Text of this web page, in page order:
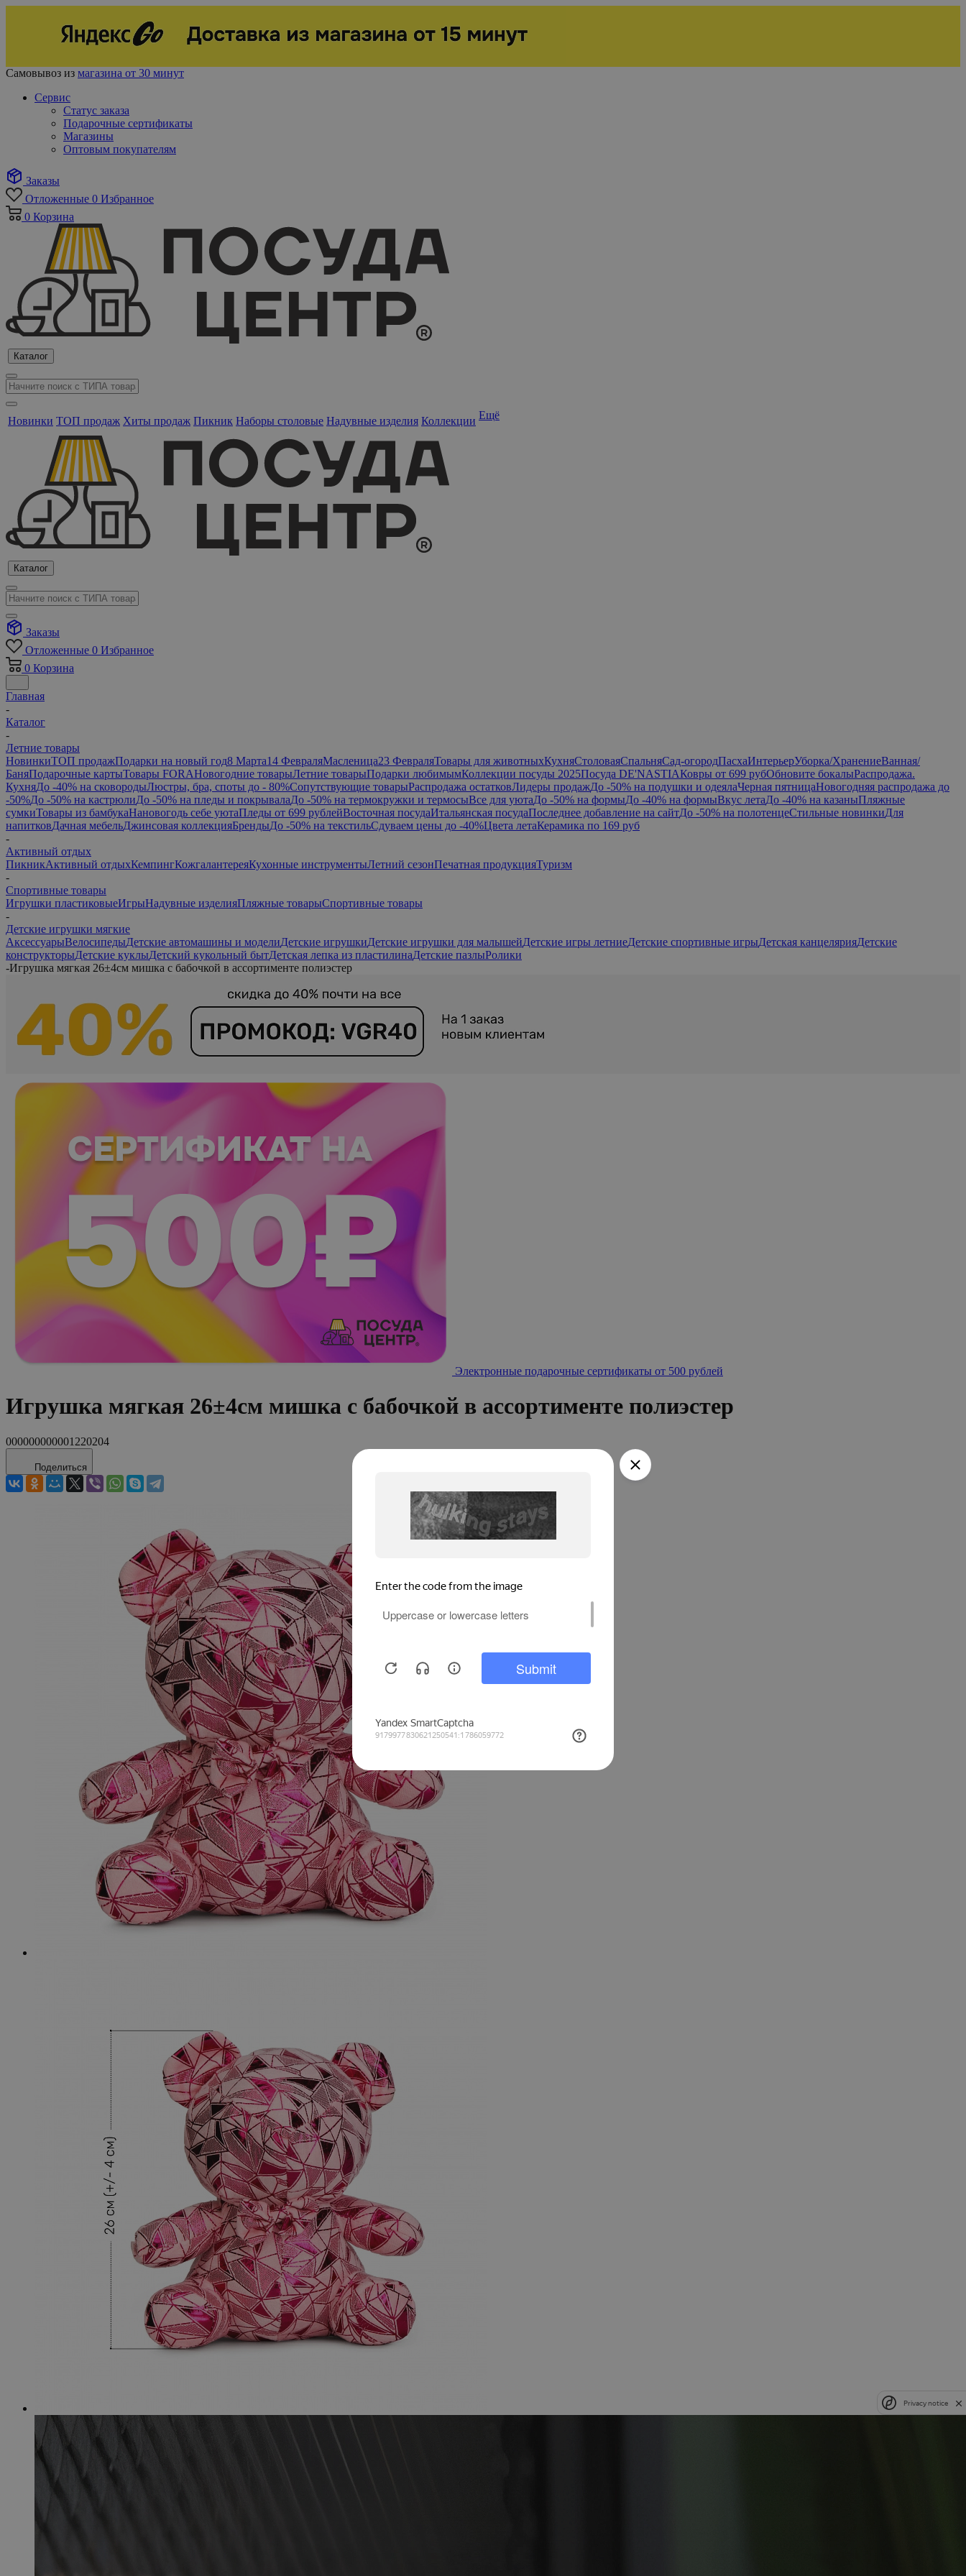
Самовывоз из магазина от 30 минут
Сервис
Статус заказа
Подарочные сертификаты
Магазины
Оптовым покупателям
Заказы
Отложенные 0 Избранное
0 Корзина
Каталог
Новинки ТОП продаж Хиты продаж Пикник Наборы столовые Надувные изделия Коллекции Ещё
Каталог
Заказы
Отложенные 0 Избранное
0 Корзина
Главная
-
Каталог
-
Летние товары
НовинкиТОП продажПодарки на новый год8 Марта14 ФевраляМасленица23 ФевраляТовары для животныхКухняСтоловаяСпальняСад-огородПасхаИнтерьерУборка/ХранениеВанная/
БаняПодарочные картыТовары FORAНовогодние товарыЛетние товарыПодарки любимымКоллекции посуды 2025Посуда DE'NASTIAКовры от 699 рубОбновите бокалыРаспродажа.
КухняДо -40% на сковородыЛюстры, бра, споты до - 80%Сопутствующие товарыРаспродажа остатковЛидеры продажДо -50% на подушки и одеялаЧерная пятницаНовогодняя распродажа до
-50%До -50% на кастрюлиДо -50% на пледы и покрывалаДо -50% на термокружки и термосыВсе для уютаДо -50% на формыДо -40% на формыВкус летаДо -40% на казаныПляжные
сумкиТовары из бамбукаНановогодь себе уютаПледы от 699 рублейВосточная посудаИтальянская посудаПоследнее добавление на сайтДо -50% на полотенцеСтильные новинкиДля
напитковДачная мебельДжинсовая коллекцияБрендыДо -50% на текстильСдуваем цены до -40%Цвета летаКерамика по 169 руб
-
Активный отдых
ПикникАктивный отдыхКемпингКожгалантереяКухонные инструментыЛетний сезонПечатная продукцияТуризм
-
Спортивные товары
Игрушки пластиковыеИгрыНадувные изделияПляжные товарыСпортивные товары
-
Детские игрушки мягкие
АксессуарыВелосипедыДетские автомашины и моделиДетские игрушкиДетские игрушки для малышейДетские игры летниеДетские спортивные игрыДетская канцелярияДетские
конструкторыДетские куклыДетский кукольный бытДетская лепка из пластилинаДетские пазлыРолики
-Игрушка мягкая 26±4см мишка с бабочкой в ассортименте полиэстер
Электронные подарочные сертификаты от 500 рублей
Игрушка мягкая 26±4см мишка с бабочкой в ассортименте полиэстер
000000000001220204
Поделиться
Privacy notice